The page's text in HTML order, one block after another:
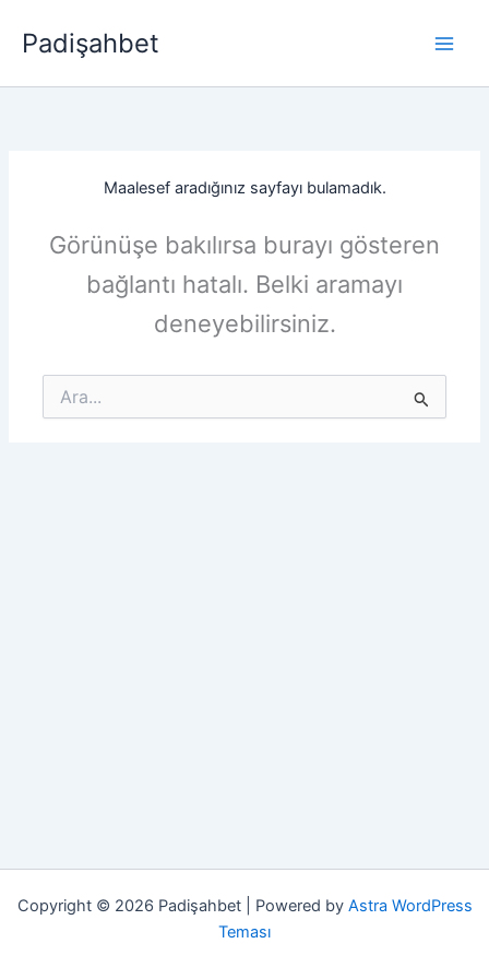
atlaPadişahbet
Maalesef aradığınız sayfayı bulamadık.
Görünüşe bakılırsa burayı gösteren
bağlantı hatalı. Belki aramayı
deneyebilirsiniz.
for:
Copyright © 2026 Padişahbet | Powered by Astra WordPress
Teması